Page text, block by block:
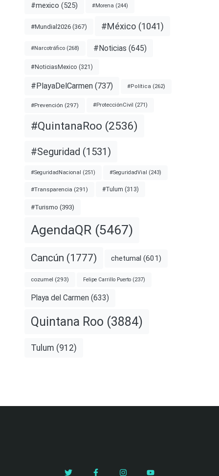
#mexico (525) #Morena (244)
#Mundial2026 (367) #México (1041)
#Narcotráfico (268) #Noticias (645)
#NoticiasMexico (321)
#PlayaDelCarmen (737) #Política (262)
#Prevención (297) #ProtecciónCivil (271)
#QuintanaRoo (2536)
#Seguridad (1531)
#SeguridadNacional (251) #SeguridadVial (243)
#Transparencia (291) #Tulum (313)
#Turismo (393)
AgendaQR (5467)
Cancún (1777) chetumal (601)
cozumel (293) Felipe Carrillo Puerto (237)
Playa del Carmen (633)
Quintana Roo (3884)
Tulum (912)